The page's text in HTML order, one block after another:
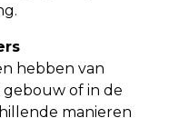
hebben van
of in de
manieren